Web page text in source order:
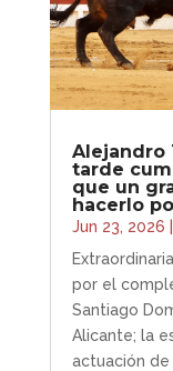
Alejandro
tarde
que un
hacerlo
Jun 23, 2026
por el
Santiago
Alicante; la
actuación